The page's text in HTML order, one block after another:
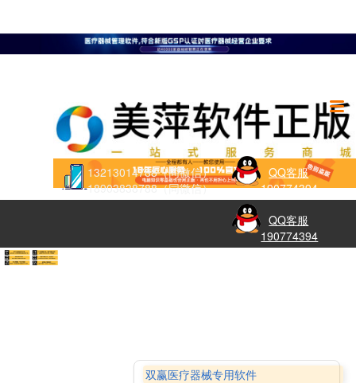
13213014788（同微信）
18903838788（同微信）
QQ客服
190774394
QQ客服
190774394
双赢医疗器械专用软件